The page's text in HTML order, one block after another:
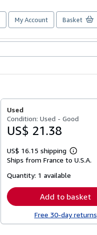
My Account Basket
Used
Condition: Used - Good
US$ 21.38
US$ 16.15 shipping
Learn
more
Ships from France to U.S.A.
Quantity: 1 available
Add to basket
Free 30-day returns